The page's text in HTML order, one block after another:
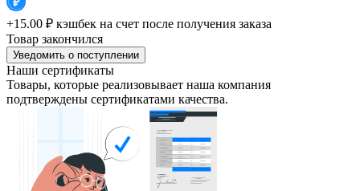
+15.00 ₽ кэшбек на счет после получения заказа
Товар закончился
Уведомить о поступлении
Наши сертификаты
Товары, которые реализовывает наша компания
подтверждены сертификатами качества.